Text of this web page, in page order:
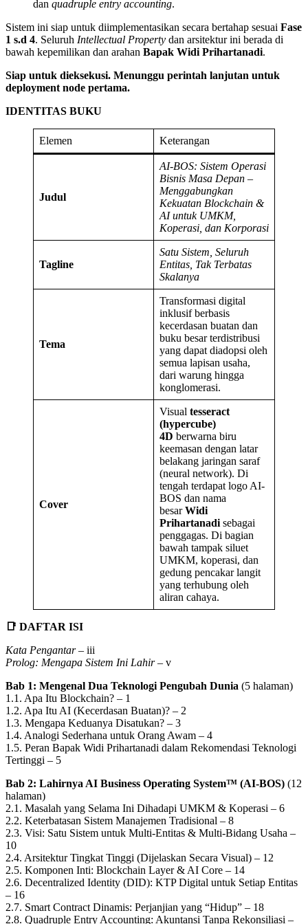
dan quadruple entry accounting.
Sistem ini siap untuk diimplementasikan secara bertahap sesuai Fase
1 s.d 4. Seluruh Intellectual Property dan arsitektur ini berada di
bawah kepemilikan dan arahan Bapak Widi Prihartanadi.
Siap untuk dieksekusi. Menunggu perintah lanjutan untuk
deployment node pertama.
IDENTITAS BUKU
Elemen Keterangan
Judul
AI-BOS: Sistem Operasi
Bisnis Masa Depan –
Menggabungkan
Kekuatan Blockchain &
AI untuk UMKM,
Koperasi, dan Korporasi
Tagline
Satu Sistem, Seluruh
Entitas, Tak Terbatas
Skalanya
Tema
Transformasi digital
inklusif berbasis
kecerdasan buatan dan
buku besar terdistribusi
yang dapat diadopsi oleh
semua lapisan usaha,
dari warung hingga
konglomerasi.
Cover
Visual tesseract
(hypercube)
4D berwarna biru
keemasan dengan latar
belakang jaringan saraf
(neural network). Di
tengah terdapat logo AI-
BOS dan nama
besarWidi
Prihartanadisebagai
penggagas. Di bagian
bawah tampak siluet
UMKM, koperasi, dan
gedung pencakar langit
yang terhubung oleh
aliran cahaya.
📑 DAFTAR ISI
Kata Pengantar– iii
Prolog: Mengapa Sistem Ini Lahir– v
Bab 1: Mengenal Dua Teknologi Pengubah Dunia (5 halaman)
1.1. Apa Itu Blockchain? – 1
1.2. Apa Itu AI (Kecerdasan Buatan)? – 2
1.3. Mengapa Keduanya Disatukan? – 3
1.4. Analogi Sederhana untuk Orang Awam – 4
1.5. Peran Bapak Widi Prihartanadi dalam Rekomendasi Teknologi
Tertinggi – 5
Bab 2: Lahirnya AI Business Operating System™ (AI-BOS) (12
halaman)
2.1. Masalah yang Selama Ini Dihadapi UMKM & Koperasi – 6
2.2. Keterbatasan Sistem Manajemen Tradisional – 8
2.3. Visi: Satu Sistem untuk Multi-Entitas & Multi-Bidang Usaha –
10
2.4. Arsitektur Tingkat Tinggi (Dijelaskan Secara Visual) – 12
2.5. Komponen Inti: Blockchain Layer & AI Core – 14
2.6. Decentralized Identity (DID): KTP Digital untuk Setiap Entitas
– 16
2.7. Smart Contract Dinamis: Perjanjian yang “Hidup” – 18
2.8. Quadruple Entry Accounting: Akuntansi Tanpa Rekonsiliasi –